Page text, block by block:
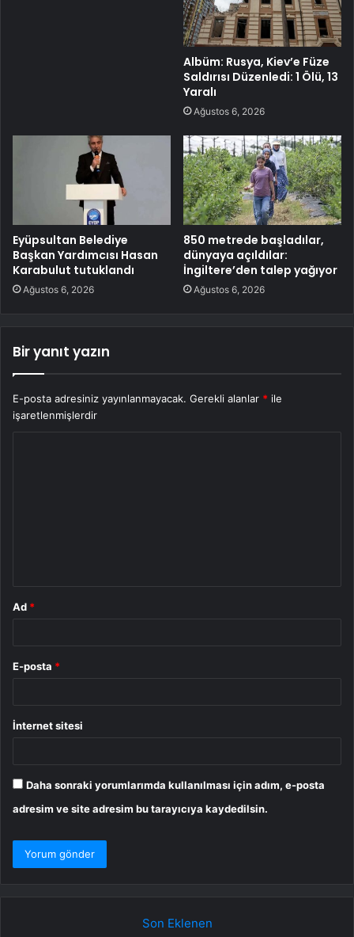
Albüm: Rusya, Kiev’e Füze
Saldırısı Düzenledi: 1 Ölü, 13
Yaralı
Ağustos 6, 2026
Eyüpsultan Belediye
Başkan Yardımcısı Hasan
Karabulut tutuklandı
Ağustos 6, 2026
850 metrede başladılar,
dünyaya açıldılar:
İngiltere’den talep yağıyor
Ağustos 6, 2026
Bir yanıt yazın
E-posta adresiniz yayınlanmayacak. Gerekli alanlar * ile
işaretlenmişlerdir
Ad *
E-posta *
İnternet sitesi
Daha sonraki yorumlarımda kullanılması için adım, e-posta
adresim ve site adresim bu tarayıcıya kaydedilsin.
Son Eklenen